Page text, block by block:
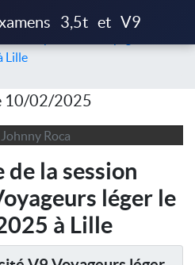
3,5t et V9
Lille
10/02/2025
Roca
la session
léger le
à Lille